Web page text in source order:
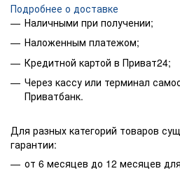
Подробнее о доставке
Наличными при получении;
Наложенным платежом;
Кредитной картой в Приват24;
Через кассу или терминал
Приватбанк.
Для разных категорий товаров
гарантии:
от 6 месяцев до 12 месяцев